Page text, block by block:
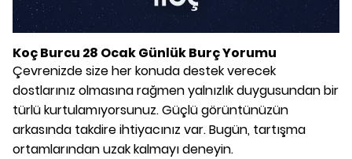
Koç Burcu 28 Ocak Günlük Burç Yorumu
Çevrenizde size her konuda destek verecek
dostlarınız olmasına rağmen yalnızlık duygusundan bir
türlü kurtulamıyorsunuz. Güçlü görüntünüzün
arkasında takdire ihtiyacınız var. Bugün, tartışma
ortamlarından uzak kalmayı deneyin.